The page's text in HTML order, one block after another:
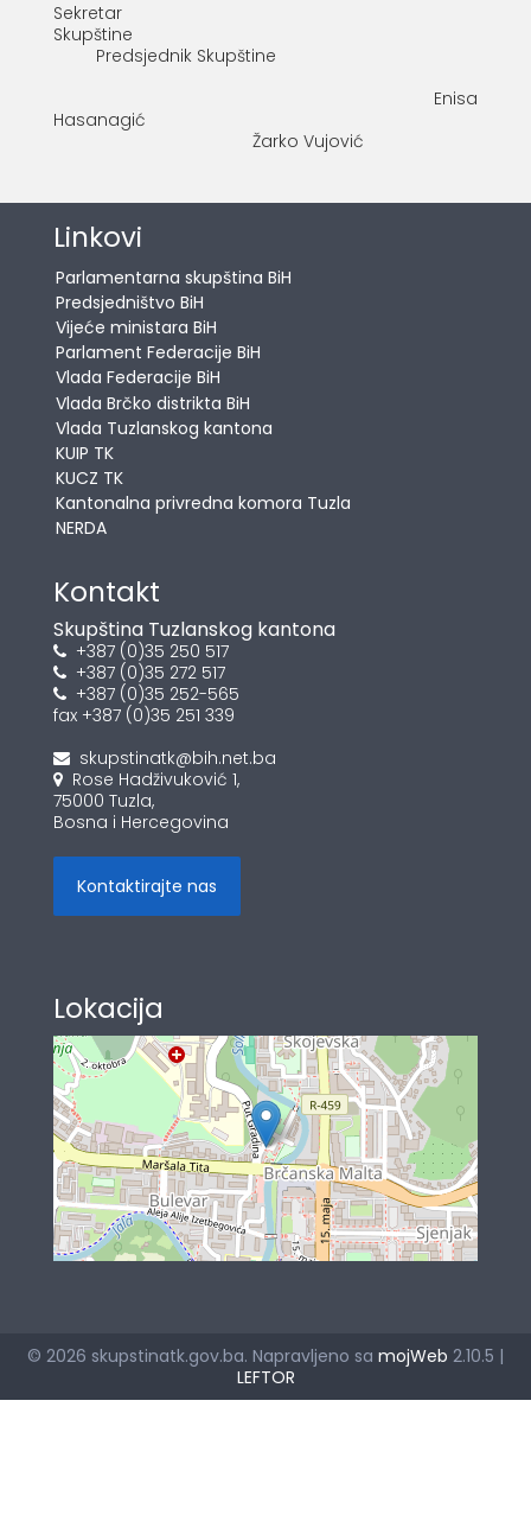
Sekretar
Predsjednik Skupštine
Enisa
Hasanagić
Žarko Vujović
Linkovi
Parlamentarna skupština BiH
Predsjedništvo BiH
Vijeće ministara BiH
Parlament Federacije BiH
Vlada Federacije BiH
Vlada Brčko distrikta BiH
Vlada Tuzlanskog kantona
KUIP TK
KUCZ TK
Kantonalna privredna komora Tuzla
NERDA
Kontakt
Skupština Tuzlanskog kantona
+387 (0)35 250 517
+387 (0)35 272 517
+387 (0)35 252-565
fax +387 (0)35 251 339
skupstinatk@bih.net.ba
Rose Hadživuković 1,
75000 Tuzla,
Bosna i Hercegovina
Kontaktirajte nas
Lokacija
© 2026 skupstinatk.gov.ba. Napravljeno sa mojWeb 2.10.5 |
LEFTOR